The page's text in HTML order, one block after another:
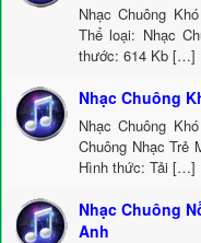
Nhạc Chuông
Thể loại: Nhạc
thước: 614 Kb […]
Nhạc Chuông
Nhạc Chuông
Chuông Nhạc Trẻ
Hình thức: Tải […]
Nhạc Chuông
Anh